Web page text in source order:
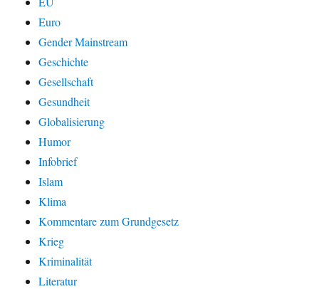
Euro
Gender Mainstream
Geschichte
Gesellschaft
Gesundheit
Globalisierung
Humor
Infobrief
Islam
Klima
Kommentare zum Grundgesetz
Krieg
Kriminalität
Literatur